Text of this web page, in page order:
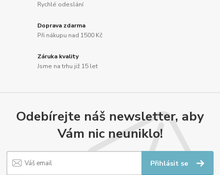
Rychlé odeslání
Doprava zdarma
Při nákupu nad 1500 Kč
Záruka kvality
Jsme na trhu již 15 let
Odebírejte náš newsletter, aby
Vám nic neuniklo!
Přihlásit se